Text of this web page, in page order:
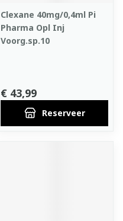
Clexane 40mg/0,4ml Pi
Pharma Opl Inj
Voorg.sp.10
€ 43,99
Reserveer